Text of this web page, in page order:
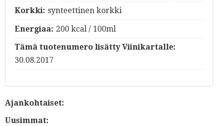
Korkki: synteettinen korkki
Energiaa: 200 kcal / 100ml
Tämä tuotenumero lisätty Viinikartalle:
30.08.2017
Ajankohtaiset:
Uusimmat: